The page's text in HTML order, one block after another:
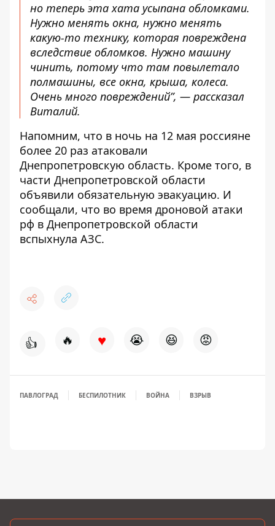
но теперь эта хата усыпана обломками.
Нужно менять окна, нужно менять
какую-то технику, которая повреждена
вследствие обломков. Нужно машину
чинить, потому что там повылетало
полмашины, все окна, крыша, колеса.
Очень много повреждений”, — рассказал
Виталий.
Напомним, что в ночь на 12 мая россияне
более 20 раз атаковали
Днепропетровскую область. Кроме того, в
части Днепропетровской области
объявили обязательную эвакуацию. И
сообщали, что во время дроновой атаки
рф в Днепропетровской области
вспыхнула АЗС.
👍 🔥 ♥ 😭 😆 😡
ПАВЛОГРАД БЕСПИЛОТНИК ВОЙНА ВЗРЫВ